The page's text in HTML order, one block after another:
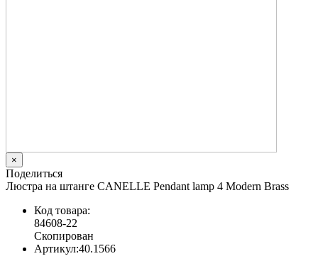
×
Поделиться
Люстра на штанге CANELLE Pendant lamp 4 Modern Brass
Код товара:
84608-22
Скопирован
Артикул:40.1566